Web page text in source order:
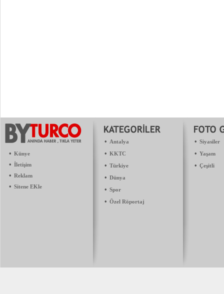
• Künye
• İletişim
• Reklam
• Sitene EKle
• Antalya
• KKTC
• Türkiye
• Dünya
• Spor
• Özel Röportaj
• Siyasiler
• Yaşam
• Çeşitli